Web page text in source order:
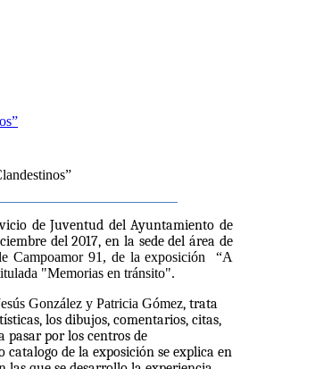
de Juventud del Ayuntamiento de
del 2017, en la sede del área de
Campoamor 91, de la exposición “A
"Memorias en tránsito".
González y Patricia Gómez, trata
los dibujos, comentarios, citas,
pasar por los centros de
de la exposición se explica en